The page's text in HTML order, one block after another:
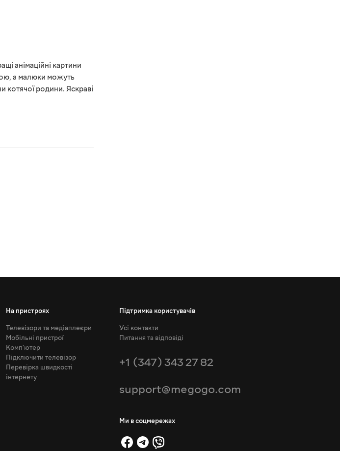
анімаційні картини
а малюки можуть
котячої родини. Яскраві
На пристроях
Телевізори та медіаплеєри
Мобільні пристрої
Комп'ютер
Підключити телевізор
Перевірка швидкості
інтернету
Підтримка користувачів
Усі контакти
Питання та відповіді
+1 (347) 343 27 82
support@megogo.com
Ми в соцмережах